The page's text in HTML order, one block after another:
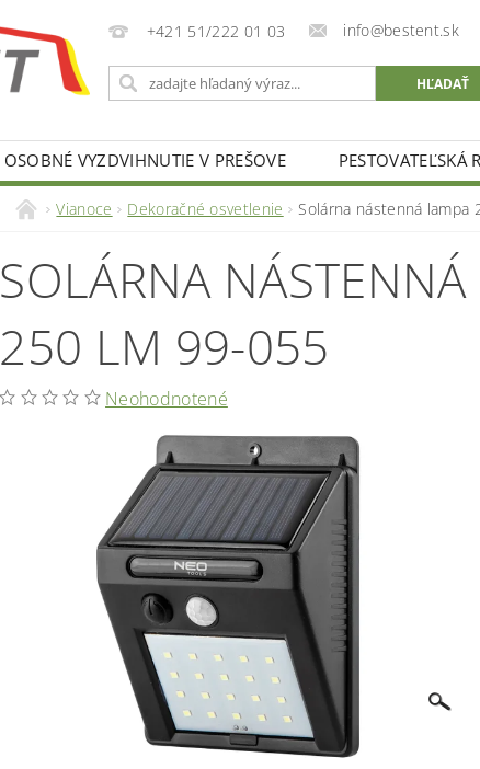
+421 51/222 01 03 info@bestent.sk
OSOBNÉ VYZDVIHNUTIE V PREŠOVE PESTOVATEĽSKÁ
Vianoce Dekoračné osvetlenie Solárna nástenná lampa
SOLÁRNA
250 LM 99-055
Neohodnotené